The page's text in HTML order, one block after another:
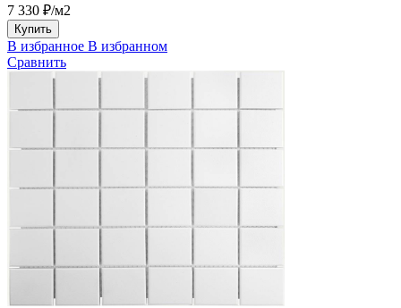
7 330 ₽/м2
Купить
В избранное В избранном
Сравнить